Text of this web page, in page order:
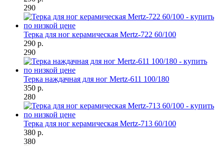
290
Терка для ног керамическая Mertz-722 60/100
290 р.
290
Терка наждачная для ног Mertz-611 100/180
350 р.
280
Терка для ног керамическая Mertz-713 60/100
380 р.
380